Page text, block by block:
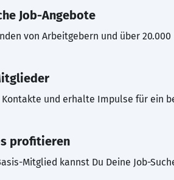
Job-Angebote
von Arbeitgebern und über 20.000
Kontakte und erhalte Impulse für ein
profitieren
Mitglied kannst Du Deine Job-